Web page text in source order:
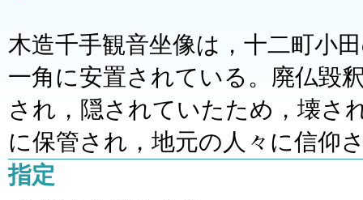
木造千手観音坐像は，十二町小
一角に安置されている。廃仏毀
され，隠されていたため，壊さ
に保管され，地元の人々に信仰
指定